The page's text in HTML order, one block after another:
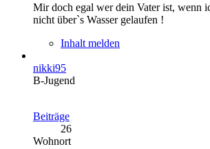
Mir doch egal wer dein Vater ist, wenn
nicht über`s Wasser gelaufen !
Inhalt melden
nikki95
B-Jugend
Beiträge
26
Wohnort